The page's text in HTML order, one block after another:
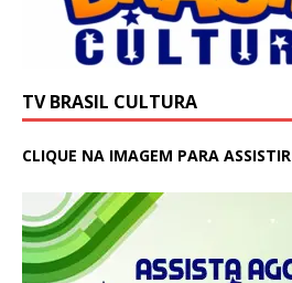
TV BRASIL CULTURA
CLIQUE NA IMAGEM PARA ASSISTIR